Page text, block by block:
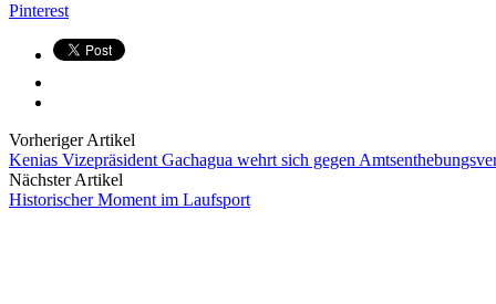
Pinterest
Vorheriger Artikel
Kenias Vizepräsident Gachagua wehrt sich gegen
Nächster Artikel
Historischer Moment im Laufsport